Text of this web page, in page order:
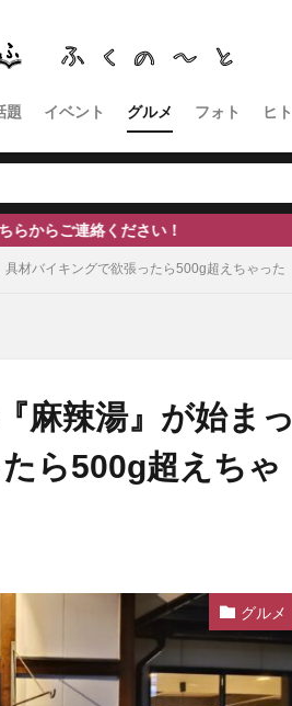
題 イベント グルメ フォト ヒト
！
材バイキングで欲張ったら500g超えちゃった
麻辣湯』が始まっ
ら500g超えちゃ
グルメ
ーと ひーちゃん IOXアローザ